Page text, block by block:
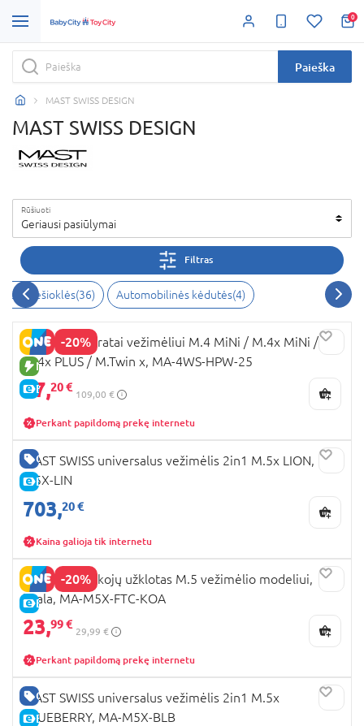
0
Paieška
MAST SWISS DESIGN
MAST SWISS DESIGN
Rūšiuoti
Geriausi pasiūlymai
Filtras
ir nešioklės(36) Automobilinės kėdutės(4)
-20%
NAUJA PREKĖ
E-KAINA
MAST SWISS ratai vežimėliui M.4 MiNi / M.4x MiNi /
M.4x PLUS / M.Twin x, MA-4WS-HPW-25
87,20 €
109,00 €
Perkant papildomą prekę internetu
GERA KAINA
E-KAINA
MAST SWISS universalus vežimėlis 2in1 M.5x LION, MA-
M5X-LIN
703,20 €
Kaina galioja tik internetu
-20%
E-KAINA
MAST SWISS kojų užklotas M.5 vežimėlio modeliui,
koala, MA-M5X-FTC-KOA
23,99 €
29,99 €
Perkant papildomą prekę internetu
GERA KAINA
E-KAINA
MAST SWISS universalus vežimėlis 2in1 M.5x
BLUEBERRY, MA-M5X-BLB